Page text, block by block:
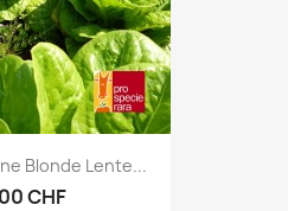
Blonde Lente...
CHF